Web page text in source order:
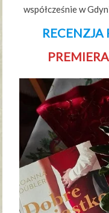
współcześnie w
RECENZJA